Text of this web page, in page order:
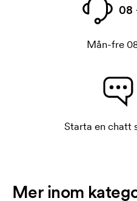
08
Mån-fre
Starta en chatt
Mer inom